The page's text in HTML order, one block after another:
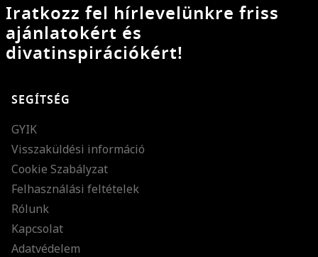
Iratkozz fel hírlevelünkre friss
ajánlatokért és
divatinspirációkért!
SEGÍTSÉG
GYIK
Visszaküldési információ
Cookie Szabályzat
Felhasználási feltételek
Rólunk
Kapcsolat
Adatvédelem